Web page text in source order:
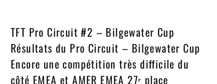
TFT Pro Circuit #2 – Bilgewater Cup
Résultats du Pro Circuit – Bilgewater Cup
Encore une compétition très difficile du
côté EMEA et AMER EMEA 27ᵉ place